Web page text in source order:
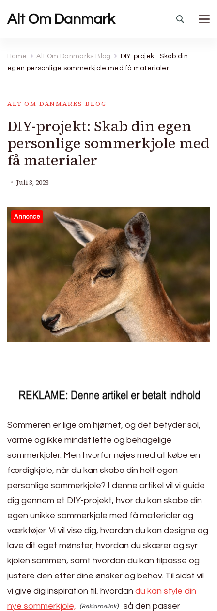
Alt Om Danmark
Home Alt Om Danmarks Blog
DIY-projekt: Skab din
egen personlige sommerkjole med få materialer
ALT OM DANMARKS BLOG
DIY-projekt: Skab din egen
personlige sommerkjole med
få materialer
Juli 3, 2023
Annonce
Sommeren er lige om hjørnet, og det betyder sol,
varme og ikke mindst lette og behagelige
sommerkjoler. Men hvorfor nøjes med at købe en
færdigkjole, når du kan skabe din helt egen
personlige sommerkjole? I denne artikel vil vi guide
dig gennem et DIY-projekt, hvor du kan skabe din
egen unikke sommerkjole med få materialer og
værktøjer. Vi vil vise dig, hvordan du kan designe og
lave dit eget mønster, hvordan du skærer og syr
kjolen sammen, samt hvordan du kan tilpasse og
justere den efter dine ønsker og behov. Til sidst vil
vi give dig inspiration til, hvordan du kan style din
nye sommerkjole,
så den passer